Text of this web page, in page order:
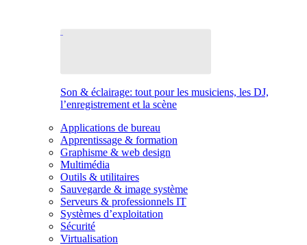
Son & éclairage: tout pour les musiciens, les DJ,
l’enregistrement et la scène
Applications de bureau
Apprentissage & formation
Graphisme & web design
Multimédia
Outils & utilitaires
Sauvegarde & image système
Serveurs & professionnels IT
Systèmes d’exploitation
Sécurité
Virtualisation